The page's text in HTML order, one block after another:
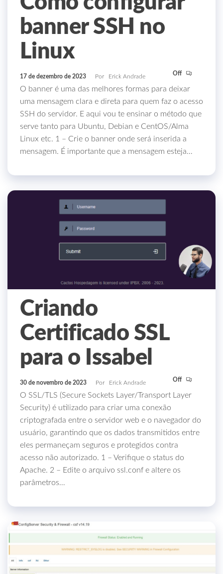
banner SSH no
Linux
17 de dezembro de 2023 Por Erick Andrade Off
O banner é uma das melhores formas para deixar
uma mensagem clara e direta para quem faz o acesso
SSH do servidor. E aqui vou te ensinar o método que
serve tanto para Ubuntu, Debian e CentOS/Alma
Linux etc. 1 – Crie o banner onde será inserida a
mensagem. É importante que a mensagem esteja…
Criando
Certificado SSL
para o Issabel
30 de novembro de 2023 Por Erick Andrade Off
O SSL/TLS (Secure Sockets Layer/Transport Layer
Security) é utilizado para criar uma conexão
criptografada entre o servidor web e o navegador do
usuário, garantindo que os dados transmitidos entre
eles permaneçam seguros e protegidos contra
acesso não autorizado. 1 – Verifique o status do
Apache. 2 – Edite o arquivo ssl.conf e altere os
parâmetros…